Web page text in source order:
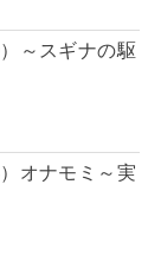
～スギナの駆
オナモミ～実